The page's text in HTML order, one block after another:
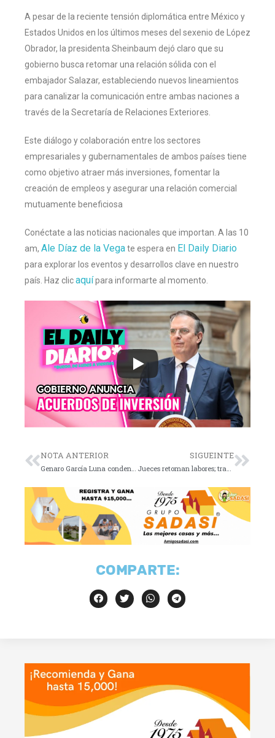
A pesar de la reciente tensión diplomática entre México y
Estados Unidos en los últimos meses del sexenio de López
Obrador, la presidenta Sheinbaum dejó claro que su
gobierno busca retomar una relación sólida con el
embajador Salazar, estableciendo nuevos lineamientos
para canalizar la comunicación entre ambas naciones a
través de la Secretaría de Relaciones Exteriores.
Este diálogo y colaboración entre los sectores
empresariales y gubernamentales de ambos países tiene
como objetivo atraer más inversiones, fomentar la
creación de empleos y asegurar una relación comercial
mutuamente beneficiosa​
Conéctate a las noticias nacionales que importan. A las 10
am, Ale Díaz de la Vegate espera en El Daily Diario
para explorar los eventos y desarrollos clave en nuestro
país. Haz clicaquípara informarte al momento.
NOTA ANTERIOR SIGUEINTE
COMPARTE: